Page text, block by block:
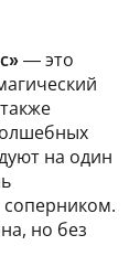
— это
на один
но без